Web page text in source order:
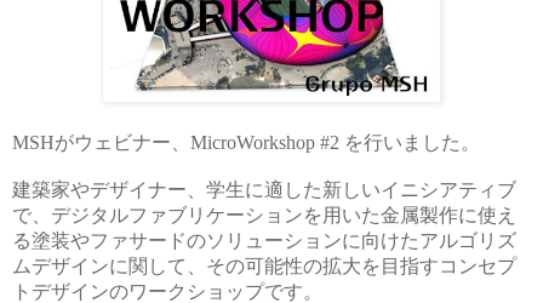
MSHがウェビナー、MicroWorkshop #2 を行いました。
建築家やデザイナー、学生に適した新しいイニシアティブ
で、デジタルファブリケーションを用いた金属製作に使え
る塗装やファサードのソリューションに向けたアルゴリズ
ムデザインに関して、その可能性の拡大を目指すコンセプ
トデザインのワークショップです。